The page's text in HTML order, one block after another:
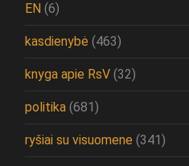
EN (6)
kasdienybė (463)
knyga apie RsV (32)
politika (681)
ryšiai su visuomene (341)